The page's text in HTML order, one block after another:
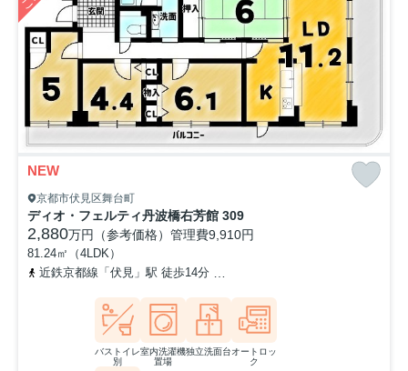
NEW
京都市伏見区舞台町
ディオ・フェルティ丹波橋右芳館 309
2,880万円（参考価格） 管理費9,910円
81.24㎡（4LDK）
近鉄京都線「伏見」駅 徒歩14分
バストイレ
別
室内洗濯機
置場
独立洗面台オートロッ
ク